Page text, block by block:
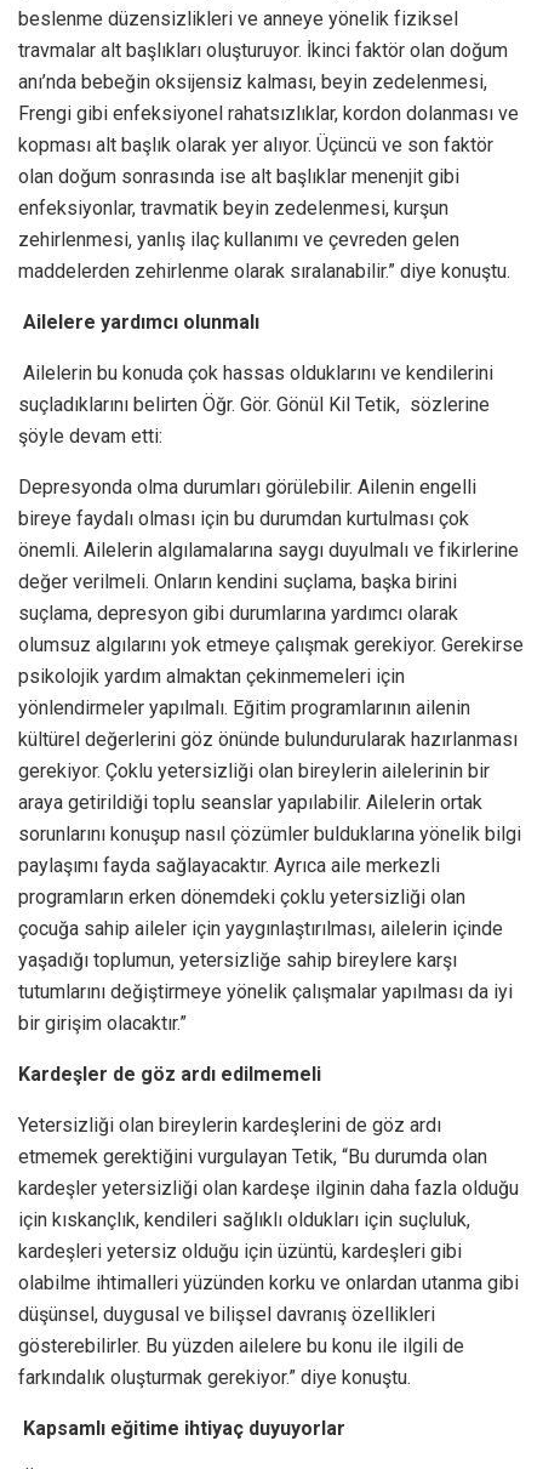
beslenme düzensizlikleri ve anneye yönelik fiziksel
travmalar alt başlıkları oluşturuyor. İkinci faktör olan doğum
anı’nda bebeğin oksijensiz kalması, beyin zedelenmesi,
Frengi gibi enfeksiyonel rahatsızlıklar, kordon dolanması ve
kopması alt başlık olarak yer alıyor. Üçüncü ve son faktör
olan doğum sonrasında ise alt başlıklar menenjit gibi
enfeksiyonlar, travmatik beyin zedelenmesi, kurşun
zehirlenmesi, yanlış ilaç kullanımı ve çevreden gelen
maddelerden zehirlenme olarak sıralanabilir.” diye konuştu.
Ailelere yardımcı olunmalı
Ailelerin bu konuda çok hassas olduklarını ve kendilerini
suçladıklarını belirten Öğr. Gör. Gönül Kil Tetik, sözlerine
şöyle devam etti:
Depresyonda olma durumları görülebilir. Ailenin engelli
bireye faydalı olması için bu durumdan kurtulması çok
önemli. Ailelerin algılamalarına saygı duyulmalı ve fikirlerine
değer verilmeli. Onların kendini suçlama, başka birini
suçlama, depresyon gibi durumlarına yardımcı olarak
olumsuz algılarını yok etmeye çalışmak gerekiyor. Gerekirse
psikolojik yardım almaktan çekinmemeleri için
yönlendirmeler yapılmalı. Eğitim programlarının ailenin
kültürel değerlerini göz önünde bulundurularak hazırlanması
gerekiyor. Çoklu yetersizliği olan bireylerin ailelerinin bir
araya getirildiği toplu seanslar yapılabilir. Ailelerin ortak
sorunlarını konuşup nasıl çözümler bulduklarına yönelik bilgi
paylaşımı fayda sağlayacaktır. Ayrıca aile merkezli
programların erken dönemdeki çoklu yetersizliği olan
çocuğa sahip aileler için yaygınlaştırılması, ailelerin içinde
yaşadığı toplumun, yetersizliğe sahip bireylere karşı
tutumlarını değiştirmeye yönelik çalışmalar yapılması da iyi
bir girişim olacaktır.”
Kardeşler de göz ardı edilmemeli
Yetersizliği olan bireylerin kardeşlerini de göz ardı
etmemek gerektiğini vurgulayan Tetik, “Bu durumda olan
kardeşler yetersizliği olan kardeşe ilginin daha fazla olduğu
için kıskançlık, kendileri sağlıklı oldukları için suçluluk,
kardeşleri yetersiz olduğu için üzüntü, kardeşleri gibi
olabilme ihtimalleri yüzünden korku ve onlardan utanma gibi
düşünsel, duygusal ve bilişsel davranış özellikleri
gösterebilirler. Bu yüzden ailelere bu konu ile ilgili de
farkındalık oluşturmak gerekiyor.” diye konuştu.
Kapsamlı eğitime ihtiyaç duyuyorlar